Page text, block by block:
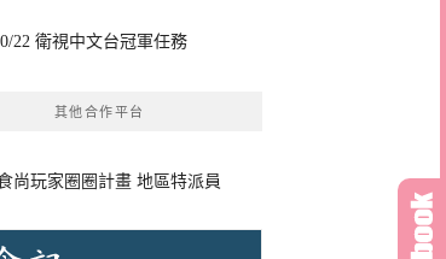
22 衛視中文台冠軍任務
其他合作平台